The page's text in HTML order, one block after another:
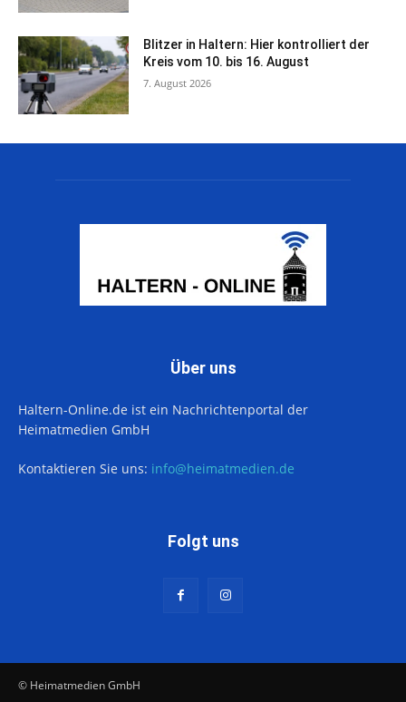
Blitzer in Haltern: Hier kontrolliert der
Kreis vom 10. bis 16. August
7. August 2026
Über uns
Haltern-Online.de ist ein Nachrichtenportal der
Heimatmedien GmbH
Kontaktieren Sie uns: info@heimatmedien.de
Folgt uns
© Heimatmedien GmbH